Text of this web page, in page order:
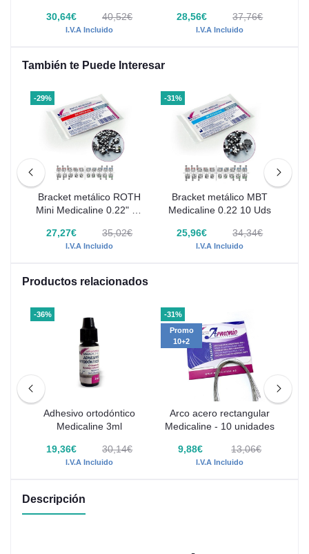
30,64€
40,52€
I.V.A Incluido
28,56€
37,76€
I.V.A Incluido
También te Puede Interesar
-29%
Bracket metálico ROTH
Mini Medicaline 0.22" 10
27,27€
35,02€
I.V.A Incluido
-31%
Bracket metálico MBT
Medicaline 0.22 10 Uds
25,96€ 34,34€
I.V.A Incluido
Productos relacionados
-36%
Adhesivo ortodóntico
Medicaline 3ml
19,36€ 30,14€
I.V.A Incluido
-31%
Promo
10+2
Arco acero rectangular
Medicaline - 10 unidades
9,88€ 13,06€
I.V.A Incluido
Descripción